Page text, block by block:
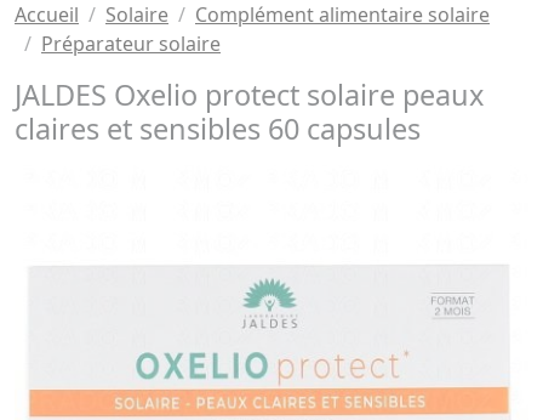
Accueil Solaire
Complément alimentaire solaire
Préparateur solaire
JALDES Oxelio protect solaire peaux
claires et sensibles 60 capsules